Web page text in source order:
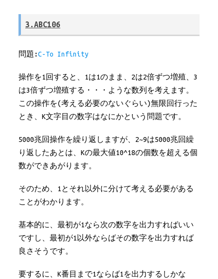
3.ABC106
問題:C-To Infinity
操作を1回すると、1は1のまま、2は2倍ずつ増殖、3
は3倍ずつ増殖する・・・ような数列を考えます。
この操作を(考える必要のないぐらい)無限回行った
とき、K文字目の数字はなにかという問題です。
5000兆回操作を繰り返しますが、2~9は5000兆回繰
り返したあとは、Kの最大値10^18の個数を超える個
数ができあがります。
そのため、1とそれ以外に分けて考える必要がある
ことがわかります。
基本的に、最初が1なら次の数字を出力すればいい
ですし、最初が1以外ならばその数字を出力すれば
良さそうです。
要するに、K番目まで1ならば1を出力するしかな